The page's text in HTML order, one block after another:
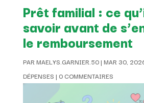
Prêt familial : ce
savoir avant de
le remboursement
PARMAELYS.GARNIER.50| MAR 30,
DÉPENSES | 0 COMMENTAIRES